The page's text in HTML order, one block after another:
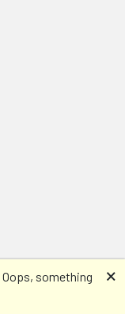
something
🗙